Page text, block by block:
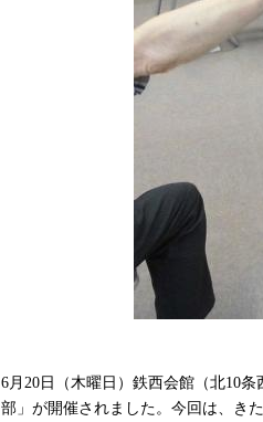
6月20日（木曜日）鉄西会館（北10
部」が開催されました。今回は、き